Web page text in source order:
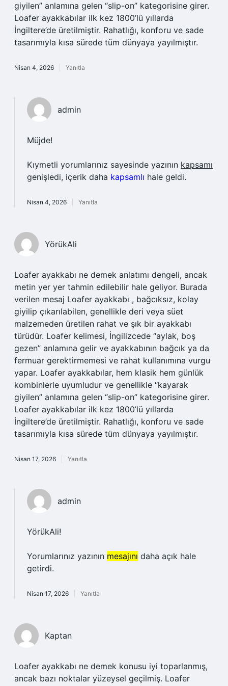
giyilen” anlamına gelen “slip-on” kategorisine girer.
Loafer ayakkabılar ilk kez 1800’lü yıllarda
İngiltere’de üretilmiştir. Rahatlığı, konforu ve sade
tasarımıyla kısa sürede tüm dünyaya yayılmıştır.
Nisan 4, 2026 Yanıtla
admin
Müjde!
Kıymetli yorumlarınız sayesinde yazının kapsamı
genişledi, içerik daha kapsamlı hale geldi.
Nisan 4, 2026 Yanıtla
YörükAli
Loafer ayakkabı ne demek anlatımı dengeli, ancak
metin yer yer tahmin edilebilir hale geliyor. Burada
verilen mesaj Loafer ayakkabı , bağcıksız, kolay
giyilip çıkarılabilen, genellikle deri veya süet
malzemeden üretilen rahat ve şık bir ayakkabı
türüdür. Loafer kelimesi, İngilizcede “aylak, boş
gezen” anlamına gelir ve ayakkabının bağcık ya da
fermuar gerektirmemesi ve rahat kullanımına vurgu
yapar. Loafer ayakkabılar, hem klasik hem günlük
kombinlerle uyumludur ve genellikle “kayarak
giyilen” anlamına gelen “slip-on” kategorisine girer.
Loafer ayakkabılar ilk kez 1800’lü yıllarda
İngiltere’de üretilmiştir. Rahatlığı, konforu ve sade
tasarımıyla kısa sürede tüm dünyaya yayılmıştır.
Nisan 17, 2026 Yanıtla
admin
YörükAli!
Yorumlarınız yazının mesajını daha açık hale
getirdi.
Nisan 17, 2026 Yanıtla
Kaptan
Loafer ayakkabı ne demek konusu iyi toparlanmış,
ancak bazı noktalar yüzeysel geçilmiş. Loafer